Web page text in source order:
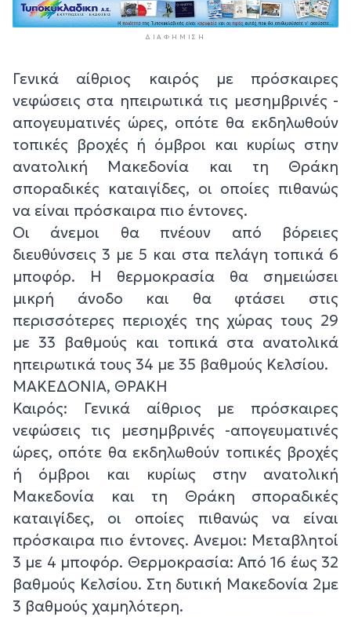
ΔΙΑΦΉΜΙΣΗ
Γενικά αίθριος καιρός με πρόσκαιρες
νεφώσεις στα ηπειρωτικά τις μεσημβρινές -
απογευματινές ώρες, οπότε θα εκδηλωθούν
τοπικές βροχές ή όμβροι και κυρίως στην
ανατολική Μακεδονία και τη Θράκη
σποραδικές καταιγίδες, οι οποίες πιθανώς
να είναι πρόσκαιρα πιο έντονες.
Οι άνεμοι θα πνέουν από βόρειες
διευθύνσεις 3 με 5 και στα πελάγη τοπικά 6
μποφόρ. Η θερμοκρασία θα σημειώσει
μικρή άνοδο και θα φτάσει στις
περισσότερες περιοχές της χώρας τους 29
με 33 βαθμούς και τοπικά στα ανατολικά
ηπειρωτικά τους 34 με 35 βαθμούς Κελσίου.
ΜΑΚΕΔΟΝΙΑ, ΘΡΑΚΗ
Καιρός: Γενικά αίθριος με πρόσκαιρες
νεφώσεις τις μεσημβρινές -απογευματινές
ώρες, οπότε θα εκδηλωθούν τοπικές βροχές
ή όμβροι και κυρίως στην ανατολική
Μακεδονία και τη Θράκη σποραδικές
καταιγίδες, οι οποίες πιθανώς να είναι
πρόσκαιρα πιο έντονες. Ανεμοι: Μεταβλητοί
3 με 4 μποφόρ. Θερμοκρασία: Από 16 έως 32
βαθμούς Κελσίου. Στη δυτική Μακεδονία 2με
3 βαθμούς χαμηλότερη.